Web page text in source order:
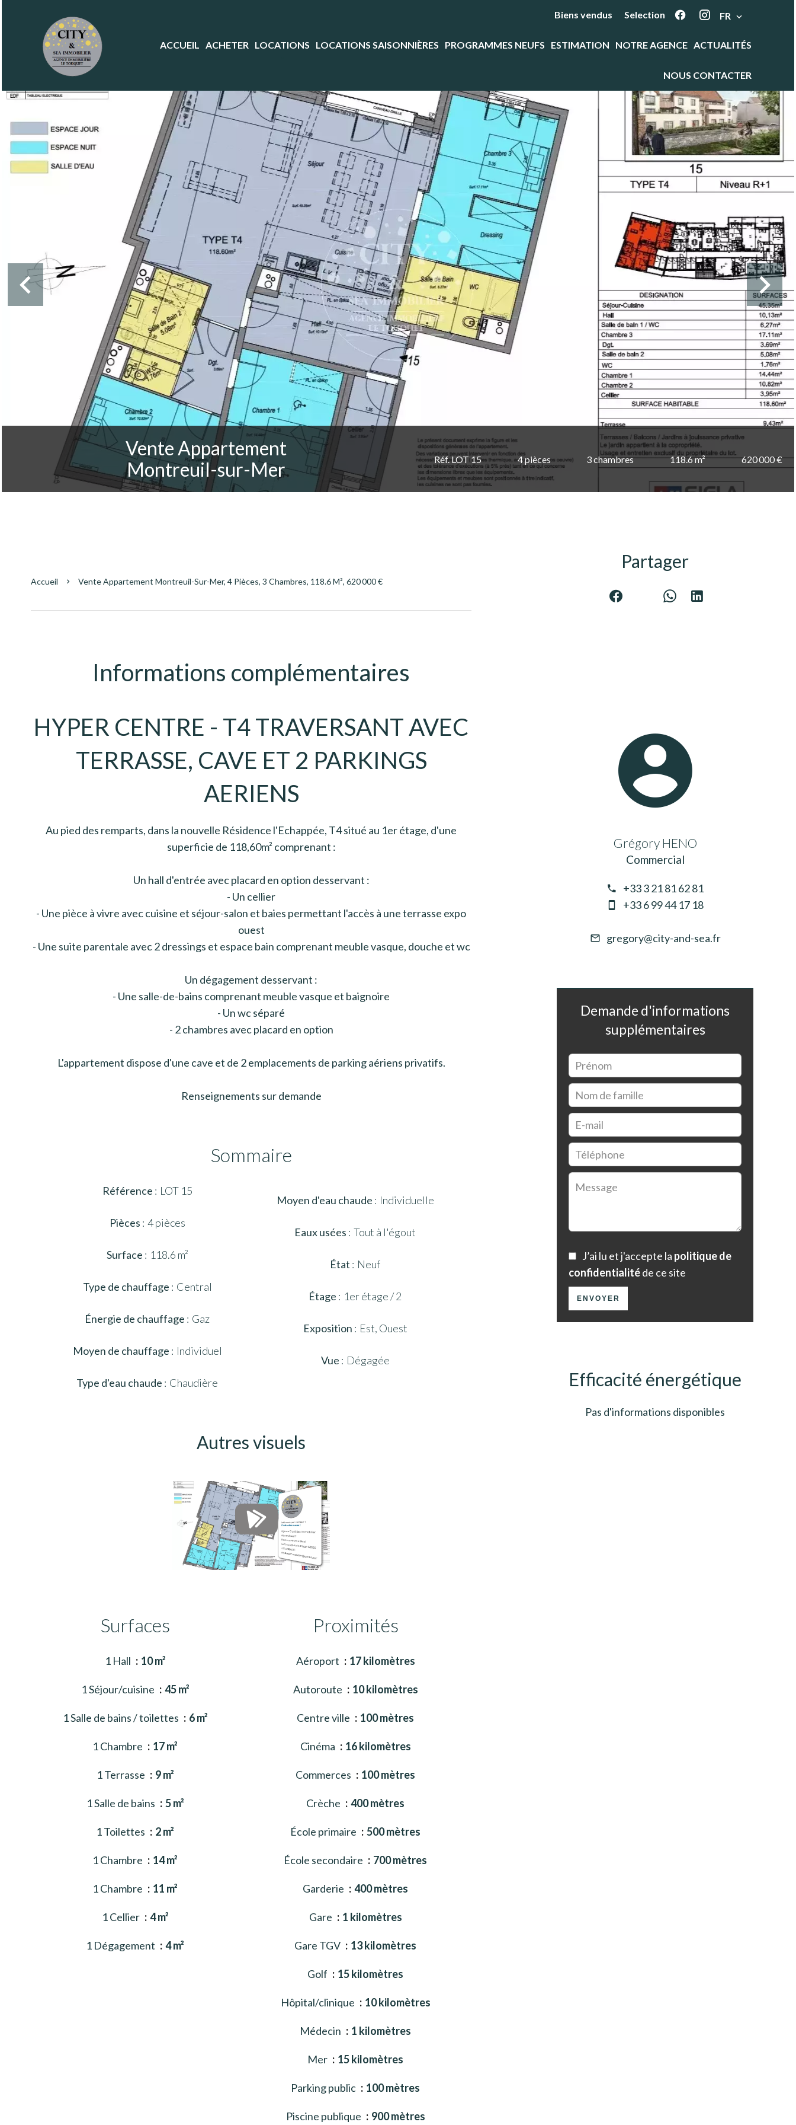
Biens vendus Selection FR
ACCUEIL ACHETER LOCATIONS LOCATIONS SAISONNIÈRES PROGRAMMES NEUFS ESTIMATION NOTRE AGENCE ACTUALITÉS
NOUS CONTACTER
Vente Appartement
Montreuil-sur-Mer
Réf. LOT 15 4 pièces 3 chambres 118.6 m² 620 000 €
Accueil Vente Appartement Montreuil-Sur-Mer, 4 Pièces, 3 Chambres, 118.6 M², 620 000 €
Informations complémentaires
HYPER CENTRE - T4 TRAVERSANT AVEC
TERRASSE, CAVE ET 2 PARKINGS
AERIENS
Au pied des remparts, dans la nouvelle Résidence l'Echappée, T4 situé au 1er étage, d'une
superficie de 118,60m² comprenant :
Un hall d'entrée avec placard en option desservant :
- Un cellier
- Une pièce à vivre avec cuisine et séjour-salon et baies permettant l'accès à une terrasse expo
ouest
- Une suite parentale avec 2 dressings et espace bain comprenant meuble vasque, douche et wc
Un dégagement desservant :
- Une salle-de-bains comprenant meuble vasque et baignoire
- Un wc séparé
- 2 chambres avec placard en option
L'appartement dispose d'une cave et de 2 emplacements de parking aériens privatifs.
Renseignements sur demande
Sommaire
Référence LOT 15
Pièces 4 pièces
Surface 118.6 m²
Type de chauffage Central
Énergie de chauffage Gaz
Moyen de chauffage Individuel
Type d'eau chaude Chaudière
Moyen d'eau chaude Individuelle
Eaux usées Tout à l'égout
État Neuf
Étage 1er étage / 2
Exposition Est, Ouest
Vue Dégagée
Autres visuels
Surfaces
1 Hall 10 m²
1 Séjour/cuisine 45 m²
1 Salle de bains / toilettes 6 m²
1 Chambre 17 m²
1 Terrasse 9 m²
1 Salle de bains 5 m²
1 Toilettes 2 m²
1 Chambre 14 m²
1 Chambre 11 m²
1 Cellier 4 m²
1 Dégagement 4 m²
Proximités
Aéroport 17 kilomètres
Autoroute 10 kilomètres
Centre ville 100 mètres
Cinéma 16 kilomètres
Commerces 100 mètres
Crèche 400 mètres
École primaire 500 mètres
École secondaire 700 mètres
Garderie 400 mètres
Gare 1 kilomètres
Gare TGV 13 kilomètres
Golf 15 kilomètres
Hôpital/clinique 10 kilomètres
Médecin 1 kilomètres
Mer 15 kilomètres
Parking public 100 mètres
Piscine publique 900 mètres
Partager
Grégory HENO
Commercial
+33 3 21 81 62 81
+33 6 99 44 17 18
gregory@city-and-sea.fr
Demande d'informations
supplémentaires
J’ai lu et j'accepte la politique de
confidentialitéde ce site
ENVOYER
Efficacité énergétique
Pas d'informations disponibles